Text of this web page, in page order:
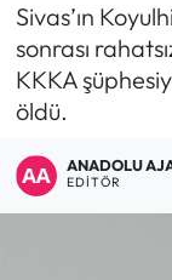
Sivas’ın
sonrası
KKKA
öldü.
ANADOLU
EDITÖR
Çorum
TFF 1.Lig
Tüm